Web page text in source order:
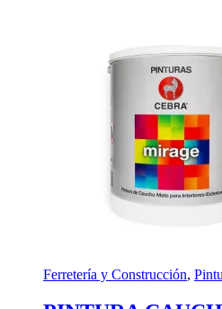
Ferretería y Construcción,